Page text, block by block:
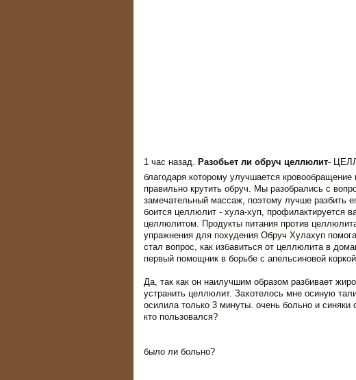
1 час назад. Разобьет ли обруч целлюлит-
благодаря которому улучшается
правильно крутить обруч. Мы разобрались с
замечательный массаж, поэтому лучше разбить
боится целлюлит - хула-хуп, профилактируется
целлюлитом. Продукты питания против
упражнения для похудения Обруч Хулахуп
стал вопрос, как избавиться от целлюлита в
первый помощник в борьбе с апельсиновой
Да, так как он наилучшим образом разбивает
устранить целлюлит. Захотелось мне осиную
осилила только 3 минуты. очень больно и синяки
кто пользовался?
было ли больно?